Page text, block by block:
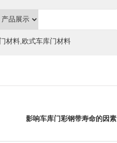
材料,欧式车库门材料
影响车库门彩钢带寿命的因素